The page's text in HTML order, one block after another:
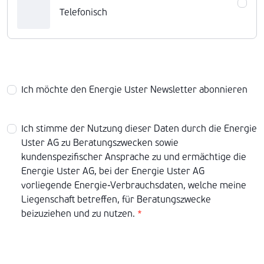
Telefonisch
Ich möchte den Energie Uster Newsletter abonnieren
Ich stimme der Nutzung dieser Daten durch die Energie
Uster AG zu Beratungszwecken sowie
kundenspezifischer Ansprache zu und ermächtige die
Energie Uster AG, bei der Energie Uster AG
vorliegende Energie-Verbrauchsdaten, welche meine
Liegenschaft betreffen, für Beratungszwecke
beizuziehen und zu nutzen. *